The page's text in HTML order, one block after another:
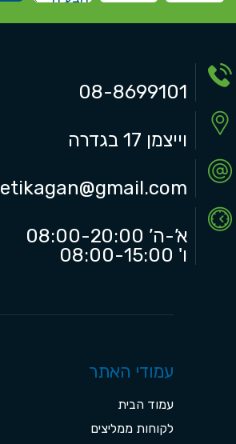
08-8699101
וייצמן 17 בגדרה
etikagan@gmail.com
א’-ה’ 08:00-20:00
ו' 08:00-15:00
עמודי האתר
עמוד הבית
לקוחות ממליצים